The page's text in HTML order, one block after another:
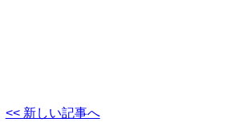
<< 新しい記事へ